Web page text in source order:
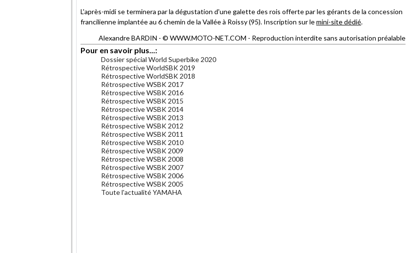
L'après-midi se terminera par la dégustation d'une galette des rois offerte par les gérants de la concession
francilienne implantée au 6 chemin de la Vallée à Roissy (95). Inscription sur lemini-site dédié.
Alexandre BARDIN - © WWW.MOTO-NET.COM - Reproduction interdite sans autorisation préalable
Pour en savoir plus...:
Dossier spécial World Superbike 2020
Rétrospective WorldSBK 2019
Rétrospective WorldSBK 2018
Rétrospective WSBK 2017
Rétrospective WSBK 2016
Rétrospective WSBK 2015
Rétrospective WSBK 2014
Rétrospective WSBK 2013
Rétrospective WSBK 2012
Rétrospective WSBK 2011
Rétrospective WSBK 2010
Rétrospective WSBK 2009
Rétrospective WSBK 2008
Rétrospective WSBK 2007
Rétrospective WSBK 2006
Rétrospective WSBK 2005
Toute l'actualité YAMAHA